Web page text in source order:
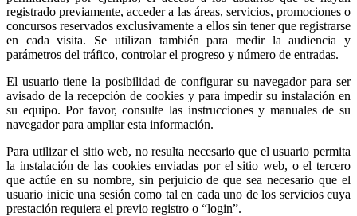
registrado previamente, acceder a las áreas, servicios, promociones o
concursos reservados exclusivamente a ellos sin tener que registrarse
en cada visita. Se utilizan también para medir la audiencia y
parámetros del tráfico, controlar el progreso y número de entradas.
El usuario tiene la posibilidad de configurar su navegador para ser
avisado de la recepción de cookies y para impedir su instalación en
su equipo. Por favor, consulte las instrucciones y manuales de su
navegador para ampliar esta información.
Para utilizar el sitio web, no resulta necesario que el usuario permita
la instalación de las cookies enviadas por el sitio web, o el tercero
que actúe en su nombre, sin perjuicio de que sea necesario que el
usuario inicie una sesión como tal en cada uno de los servicios cuya
prestación requiera el previo registro o “login”.